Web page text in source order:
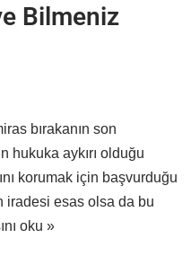
Bilmeniz
bırakanın son
hukuka aykırı olduğu
korumak için başvurduğu
iradesi esas olsa da bu
oku »